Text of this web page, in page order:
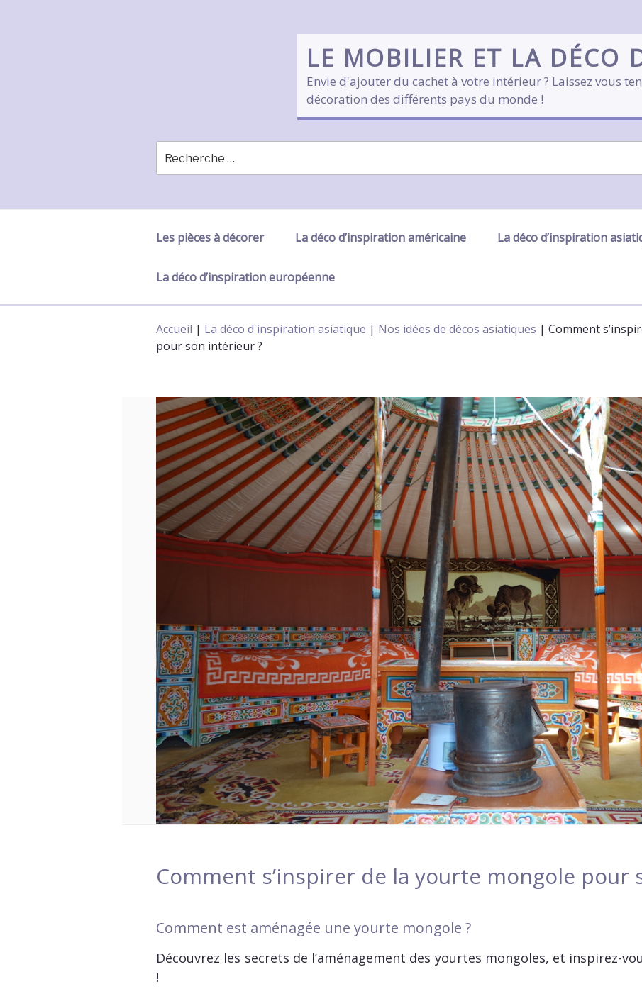
LE MOBILIER ET LA DÉCO
Envie d'ajouter du cachet à votre intérieur ? Laissez vous
décoration des différents pays du monde !
Les pièces à décorer La déco d’inspiration américaine La déco d’inspiration
La déco d’inspiration européenne
Accueil | La déco d'inspiration asiatique | Nos idées de décos asiatiques | Comment
pour son intérieur ?
Comment s’inspirer de la yourte mongole pour
Comment est aménagée une yourte mongole ?
Découvrez les secrets de l’aménagement des yourtes mongoles, et inspirez-
!